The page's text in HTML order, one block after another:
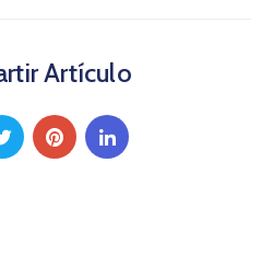
Artículo